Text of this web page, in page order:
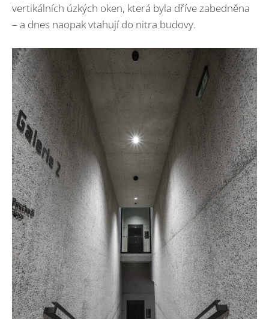
vertikálních úzkých oken, která byla dříve zabedněna
– a dnes naopak vtahují do nitra budovy.